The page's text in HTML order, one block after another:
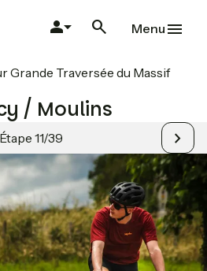
Menu
Grande Traversée du Massif
/ Moulins
Étape 11/39